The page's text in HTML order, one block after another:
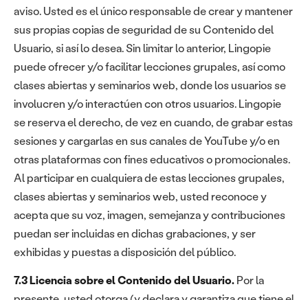
aviso. Usted es el único responsable de crear y mantener
sus propias copias de seguridad de su Contenido del
Usuario, si así lo desea. Sin limitar lo anterior, Lingopie
puede ofrecer y/o facilitar lecciones grupales, así como
clases abiertas y seminarios web, donde los usuarios se
involucren y/o interactúen con otros usuarios. Lingopie
se reserva el derecho, de vez en cuando, de grabar estas
sesiones y cargarlas en sus canales de YouTube y/o en
otras plataformas con fines educativos o promocionales.
Al participar en cualquiera de estas lecciones grupales,
clases abiertas y seminarios web, usted reconoce y
acepta que su voz, imagen, semejanza y contribuciones
puedan ser incluidas en dichas grabaciones, y ser
exhibidas y puestas a disposición del público.
7.3 Licencia sobre el Contenido del Usuario.Por la